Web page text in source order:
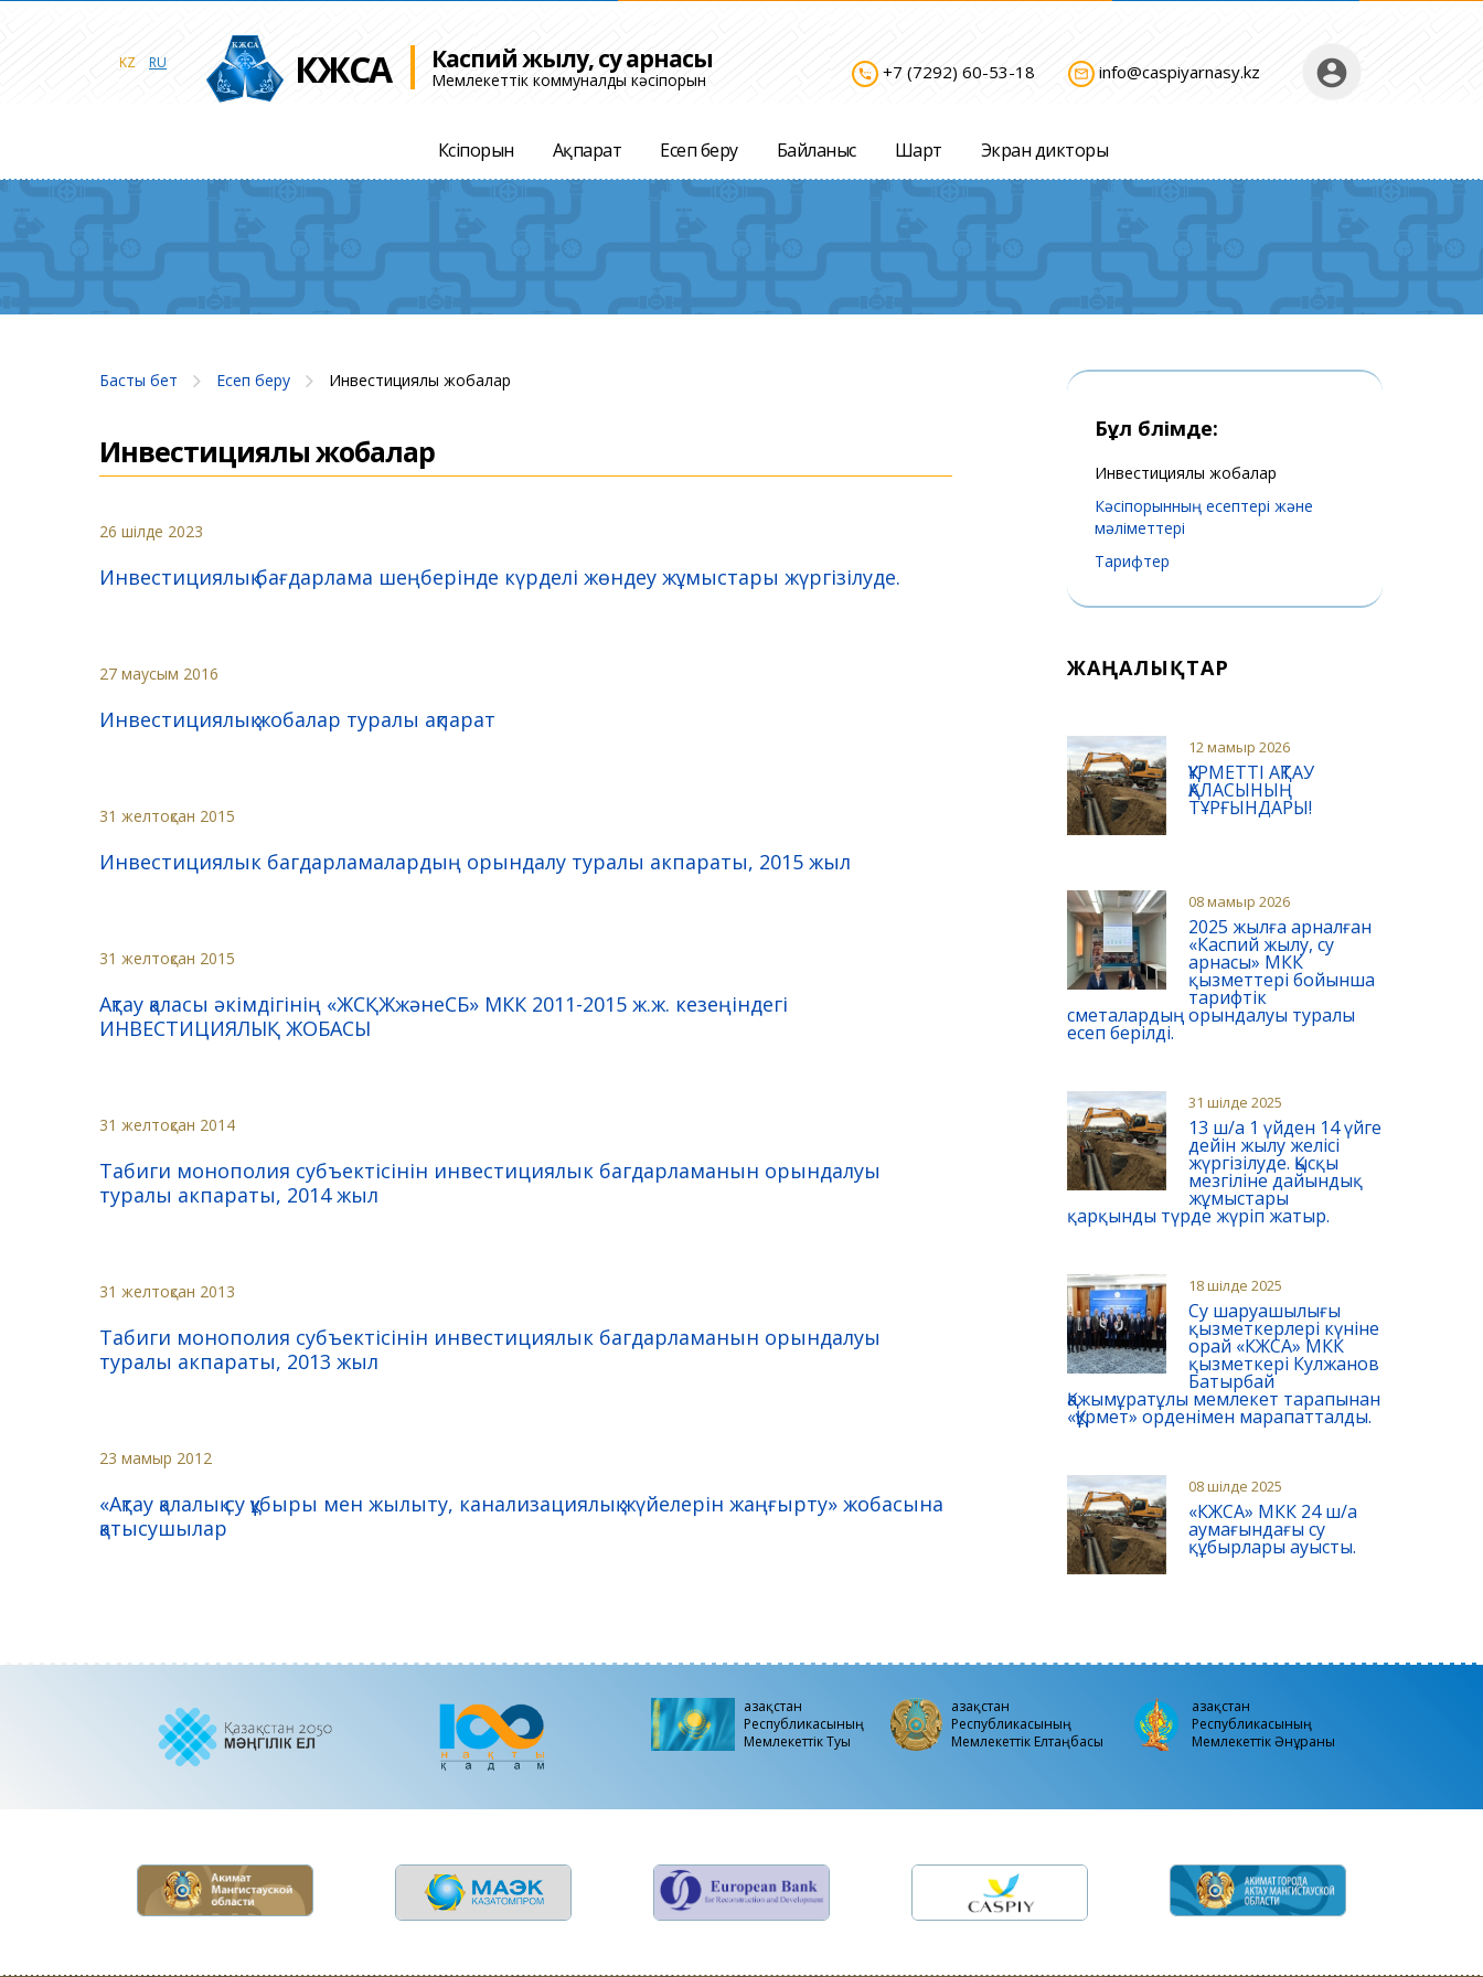
KZ RU КЖСА Каспий жылу, су арнасы
Мемлекеттік коммуналдық кәсіпорын account_circle
mail_outline info@caspiyarnasy.kz
settings_phone +7 (7292) 60-53-18
Кәсіпорын Aқпарат Есеп беру Байланыс Шарт Экран дикторы
Басты бет Есеп беру Инвестициялық жобалар
Инвестициялық жобалар
26 шілде 2023
Инвестициялық бағдарлама шеңберінде күрделі жөндеу жұмыстары жүргізілуде.
27 маусым 2016
Инвестициялық жобалар туралы ақпарат
31 желтоқсан 2015
Инвестициялык багдарламалардың орындалу туралы акпараты, 2015 жыл
31 желтоқсан 2015
Ақтау қаласы әкімдігінің «ЖСҚЖжәнеСБ» МКК 2011-2015 ж.ж. кезеңіндегі
ИНВЕСТИЦИЯЛЫҚ ЖОБАСЫ
31 желтоқсан 2014
Табиги монополия субъектісінін инвестициялык багдарламанын орындалуы
туралы акпараты, 2014 жыл
31 желтоқсан 2013
Табиги монополия субъектісінін инвестициялык багдарламанын орындалуы
туралы акпараты, 2013 жыл
23 мамыр 2012
«Ақтау қалалық су құбыры мен жылыту, канализациялық жүйелерін жаңғырту» жобасына
қатысушылар
Бұл бөлімде:
Инвестициялық жобалар
Кәсіпорынның есептері және
мәліметтері
Тарифтер
ЖАҢАЛЫҚТАР
12 мамыр 2026
ҚҰРМЕТТІ АҚТАУ
ҚАЛАСЫНЫҢ
ТҰРҒЫНДАРЫ!
08 мамыр 2026
2025 жылға арналған
«Каспий жылу, су
арнасы» МКК
қызметтері бойынша
тарифтік
сметалардың орындалуы туралы
есеп берілді.
31 шілде 2025
13 ш/а 1 үйден 14 үйге
дейін жылу желісі
жүргізілуде. Қысқы
мезгіліне дайындық
жұмыстары
қарқынды түрде жүріп жатыр.
18 шілде 2025
Су шаруашылығы
қызметкерлері күніне
орай «КЖСА» МКК
қызметкері Кулжанов
Батырбай
Қажымұратұлы мемлекет тарапынан
«Құрмет» орденімен марапатталды.
08 шілде 2025
«КЖСА» МКК 24 ш/а
аумағындағы су
құбырлары ауысты.
Қазақстан
Республикасының
Мемлекеттiк Туы
Қазақстан
Республикасының
Мемлекеттiк Елтаңбасы
Қазақстан
Республикасының
Мемлекеттік Әнұраны